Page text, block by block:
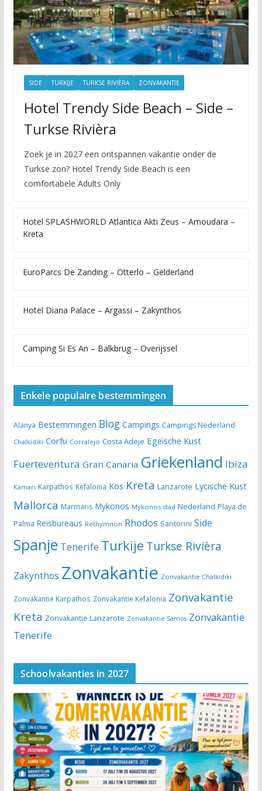
SIDE TURKIJE TURKSE RIVIÈRA ZONVAKANTIE
Hotel Trendy Side Beach – Side –
Turkse Rivièra
Zoek je in 2027 een ontspannen vakantie onder de
Turkse zon? Hotel Trendy Side Beach is een
comfortabele Adults Only
Hotel SPLASHWORLD Atlantica Akti Zeus – Amoudara –
Kreta
EuroParcs De Zanding – Otterlo – Gelderland
Hotel Diana Palace – Argassi – Zakynthos
Camping Si Es An – Balkbrug – Overijssel
Enkele populaire bestemmingen
Alanya Bestemmingen Blog Campings Campings Nederland
Chalkidiki Corfu Corralejo Costa Adeje Egeïsche Kust
Fuerteventura Gran Canaria Griekenland Ibiza
Kamari Karpathos Kefalonia Kos Kreta Lanzarote Lycische Kust
Mallorca Marmaris Mykonos Mykonos stad Nederland Playa de
Palma Reisbureaus Rethymnon Rhodos Santorini Side
Spanje Tenerife Turkije Turkse Rivièra
Zakynthos Zonvakantie Zonvakantie Chalkidiki
Zonvakantie Karpathos Zonvakantie Kefalonia Zonvakantie
Kreta Zonvakantie Lanzarote Zonvakantie Samos Zonvakantie
Tenerife
Schoolvakanties in 2027